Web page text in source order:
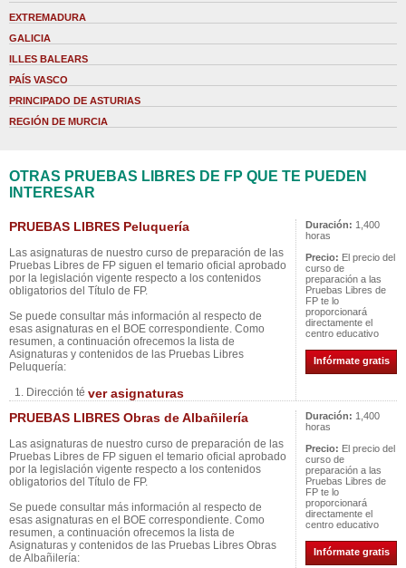
EXTREMADURA
GALICIA
ILLES BALEARS
PAÍS VASCO
PRINCIPADO DE ASTURIAS
REGIÓN DE MURCIA
OTRAS PRUEBAS LIBRES DE FP QUE TE PUEDEN
INTERESAR
PRUEBAS LIBRES Peluquería
Las asignaturas de nuestro curso de preparación de las
Pruebas Libres de FP siguen el temario oficial aprobado
por la legislación vigente respecto a los contenidos
obligatorios del Título de FP.
Se puede consultar más información al respecto de
esas asignaturas en el BOE correspondiente. Como
resumen, a continuación ofrecemos la lista de
Asignaturas y contenidos de las Pruebas Libres
Peluquería:
1. Dirección té ver asignaturas
Duración: 1,400
horas
Precio: El precio del
curso de
preparación a las
Pruebas Libres de
FP te lo
proporcionará
directamente el
centro educativo
Infórmate gratis
PRUEBAS LIBRES Obras de Albañilería
Las asignaturas de nuestro curso de preparación de las
Pruebas Libres de FP siguen el temario oficial aprobado
por la legislación vigente respecto a los contenidos
obligatorios del Título de FP.
Se puede consultar más información al respecto de
esas asignaturas en el BOE correspondiente. Como
resumen, a continuación ofrecemos la lista de
Asignaturas y contenidos de las Pruebas Libres Obras
de Albañilería:
Duración: 1,400
horas
Precio: El precio del
curso de
preparación a las
Pruebas Libres de
FP te lo
proporcionará
directamente el
centro educativo
Infórmate gratis